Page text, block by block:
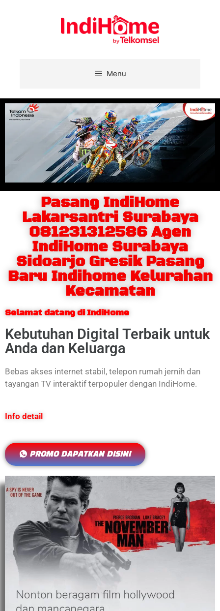
Menu
Pasang IndiHome
Lakarsantri Surabaya
081231312586 Agen
IndiHome Surabaya
Sidoarjo Gresik Pasang
Baru Indihome Kelurahan
Kecamatan
Selamat datang di IndiHome
Kebutuhan Digital Terbaik untuk
Anda dan Keluarga
Bebas akses internet stabil, telepon rumah jernih dan
tayangan TV interaktif terpopuler dengan IndiHome.
Info detail
PROMO DAPATKAN DISINI